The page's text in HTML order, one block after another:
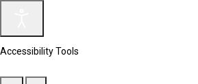
Accessibility Tools